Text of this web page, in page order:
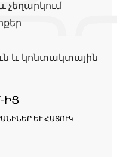
չեղարկում
և կոնտակտային
ԻՑ
ԵՒ ՀԱՏՈՒԿ Ա